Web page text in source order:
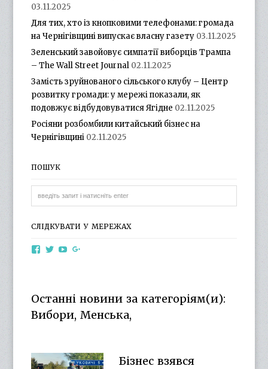
03.11.2025
Для тих, хто із кнопковими телефонами: громада
на Чернігівщині випускає власну газету 03.11.2025
Зеленський завойовує симпатії виборців Трампа
– The Wall Street Journal 02.11.2025
Замість зруйнованого сільського клубу – Центр
розвитку громади: у мережі показали, як
подовжує відбудовуватися Ягідне 02.11.2025
Росіяни розбомбили китайський бізнес на
Чернігівщині 02.11.2025
ПОШУК
СЛІДКУВАТИ У МЕРЕЖАХ
ViewViewView
YouTube
Останні новини за категоріям(и):
Вибори, Менська,
Бізнес взявся